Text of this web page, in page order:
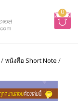
0
/หนังสือ Short Note /